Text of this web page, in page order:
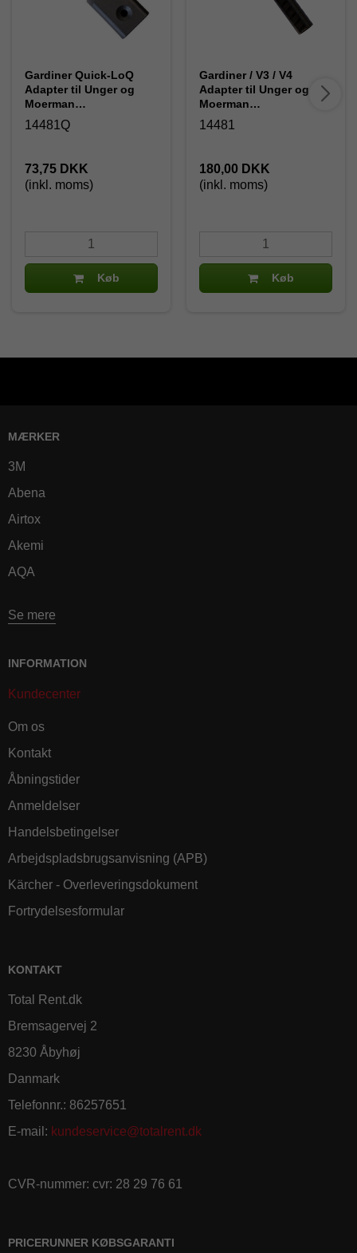
Gardiner Quick-LoQ
Adapter til Unger og
Moerman
vinduespudserudstyr
14481Q
73,75 DKK
(inkl. moms)
Køb
Gardiner / V3 / V4
Adapter til Unger og
Moerman
vinduespudserudstyr
14481
180,00 DKK
(inkl. moms)
Køb
MÆRKER
3M
Abena
Airtox
Akemi
AQA
Se mere
INFORMATION
Kundecenter
Om os
Kontakt
Åbningstider
Anmeldelser
Handelsbetingelser
Arbejdspladsbrugsanvisning (APB)
Kärcher - Overleveringsdokument
Fortrydelsesformular
KONTAKT
Total Rent.dk
Bremsagervej 2
8230 Åbyhøj
Danmark
Telefonnr.: 86257651
E-mail : kundeservice@totalrent.dk
CVR-nummer: cvr: 28 29 76 61
PRICERUNNER KØBSGARANTI